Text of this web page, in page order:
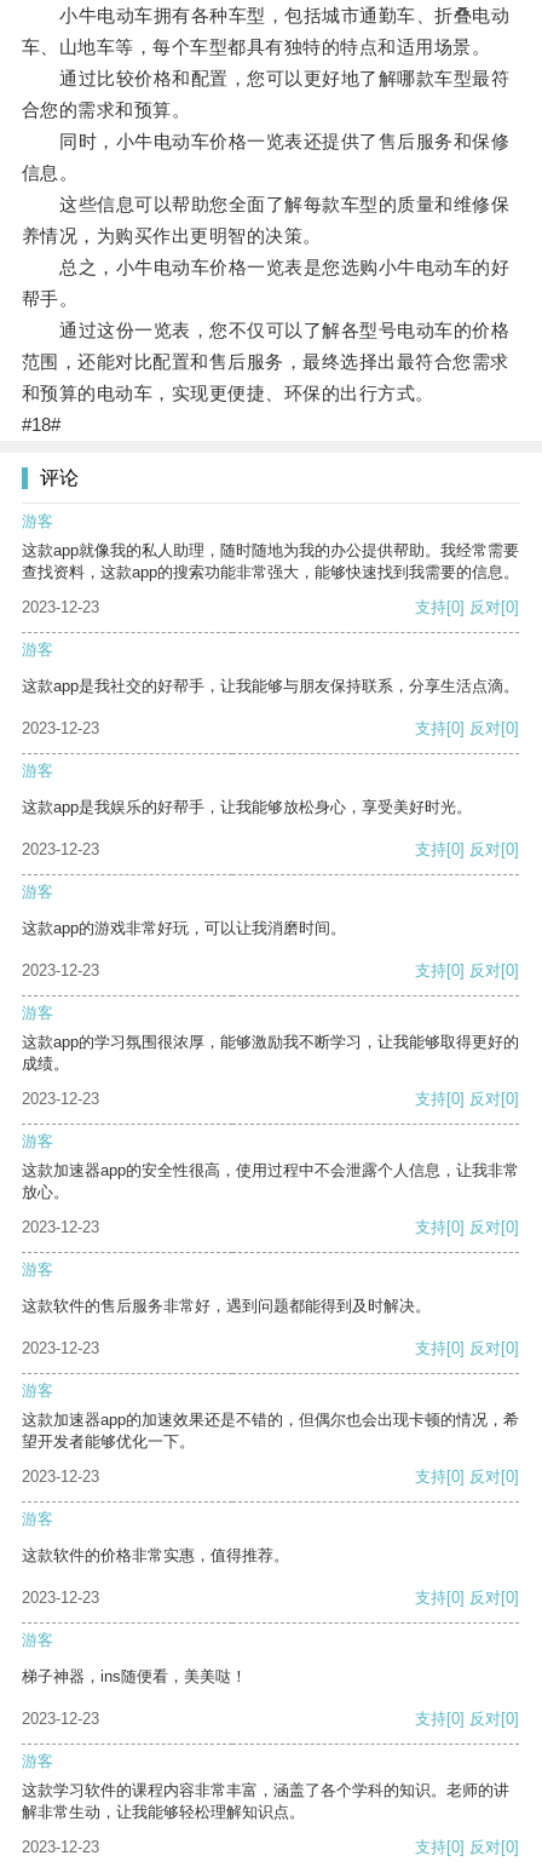
小牛电动车拥有各种车型，包括城市通勤车、折叠电动
车、山地车等，每个车型都具有独特的特点和适用场景。
通过比较价格和配置，您可以更好地了解哪款车型最符
合您的需求和预算。
同时，小牛电动车价格一览表还提供了售后服务和保修
信息。
这些信息可以帮助您全面了解每款车型的质量和维修保
养情况，为购买作出更明智的决策。
总之，小牛电动车价格一览表是您选购小牛电动车的好
帮手。
通过这份一览表，您不仅可以了解各型号电动车的价格
范围，还能对比配置和售后服务，最终选择出最符合您需求
和预算的电动车，实现更便捷、环保的出行方式。
#18#
评论
游客
这款app就像我的私人助理，随时随地为我的办公提供帮助。我经常需要
查找资料，这款app的搜索功能非常强大，能够快速找到我需要的信息。
2023-12-23
支持[0] 反对[0]
游客
这款app是我社交的好帮手，让我能够与朋友保持联系，分享生活点滴。
2023-12-23 支持[0] 反对[0]
游客
这款app是我娱乐的好帮手，让我能够放松身心，享受美好时光。
2023-12-23 支持[0] 反对[0]
游客
这款app的游戏非常好玩，可以让我消磨时间。
2023-12-23 支持[0] 反对[0]
游客
这款app的学习氛围很浓厚，能够激励我不断学习，让我能够取得更好的
成绩。
2023-12-23
支持[0] 反对[0]
游客
这款加速器app的安全性很高，使用过程中不会泄露个人信息，让我非常
放心。
2023-12-23
支持[0] 反对[0]
游客
这款软件的售后服务非常好，遇到问题都能得到及时解决。
2023-12-23 支持[0] 反对[0]
游客
这款加速器app的加速效果还是不错的，但偶尔也会出现卡顿的情况，希
望开发者能够优化一下。
2023-12-23
支持[0] 反对[0]
游客
这款软件的价格非常实惠，值得推荐。
2023-12-23 支持[0] 反对[0]
游客
梯子神器，ins随便看，美美哒！
2023-12-23 支持[0] 反对[0]
游客
这款学习软件的课程内容非常丰富，涵盖了各个学科的知识。老师的讲
解非常生动，让我能够轻松理解知识点。
2023-12-23
支持[0] 反对[0]